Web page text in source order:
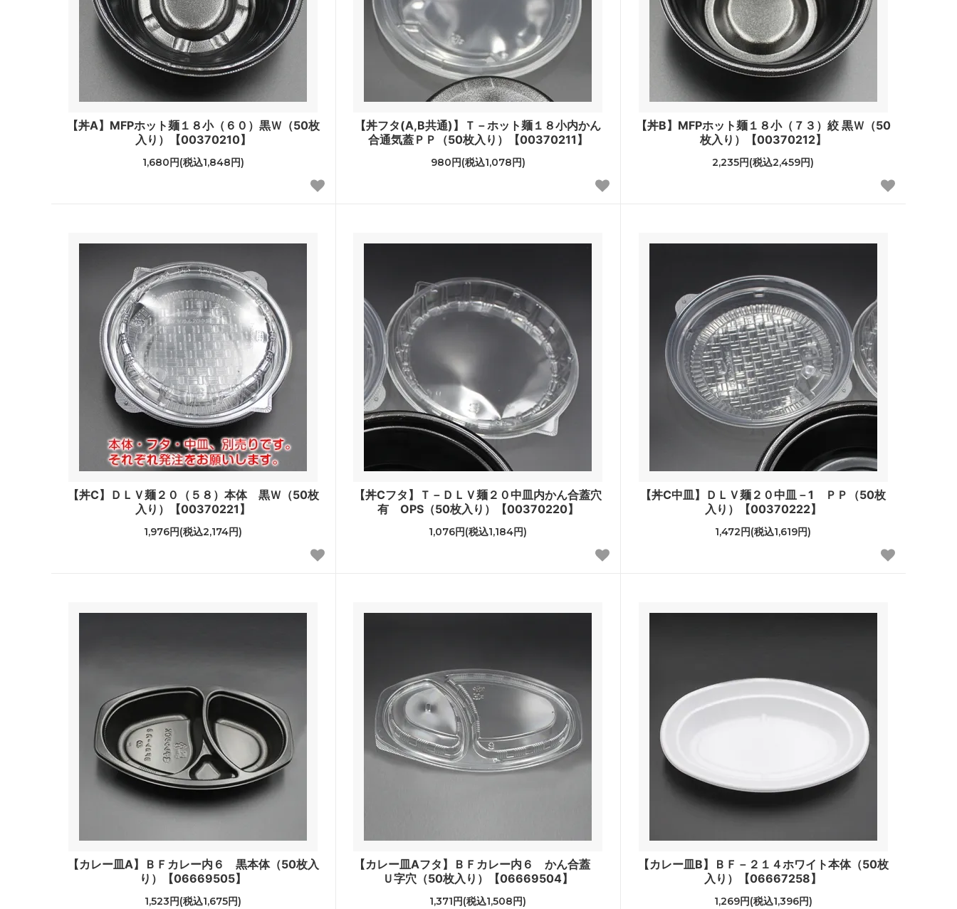
【丼A】MFPホット麺１８小（６０）黒Ｗ（50枚
入り）【00370210】
1,680円(税込1,848円)
【丼フタ(A,B共通)】Ｔ－ホット麺１８小内かん
合通気蓋ＰＰ（50枚入り）【00370211】
980円(税込1,078円)
【丼B】MFPホット麺１８小（７３）絞 黒Ｗ（50
枚入り）【00370212】
2,235円(税込2,459円)
【丼C】ＤＬＶ麺２０（５８）本体 黒Ｗ（50枚
入り）【00370221】
1,976円(税込2,174円)
【丼Cフタ】Ｔ－ＤＬＶ麺２０中皿内かん合蓋穴
有 OPS（50枚入り）【00370220】
1,076円(税込1,184円)
【丼C中皿】ＤＬＶ麺２０中皿－1 ＰＰ（50枚
入り）【00370222】
1,472円(税込1,619円)
【カレー皿A】ＢＦカレー内６ 黒本体（50枚入
り）【06669505】
1,523円(税込1,675円)
【カレー皿Aフタ】ＢＦカレー内６ かん合蓋
Ｕ字穴（50枚入り）【06669504】
1,371円(税込1,508円)
【カレー皿B】ＢＦ－２１４ホワイト本体（50枚
入り）【06667258】
1,269円(税込1,396円)